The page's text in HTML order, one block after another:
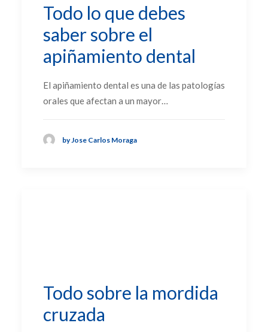
Todo lo que debes
saber sobre el
apiñamiento dental
El apiñamiento dental es una de las patologías
orales que afectan a un mayor…
by Jose Carlos Moraga
Todo sobre la mordida
cruzada